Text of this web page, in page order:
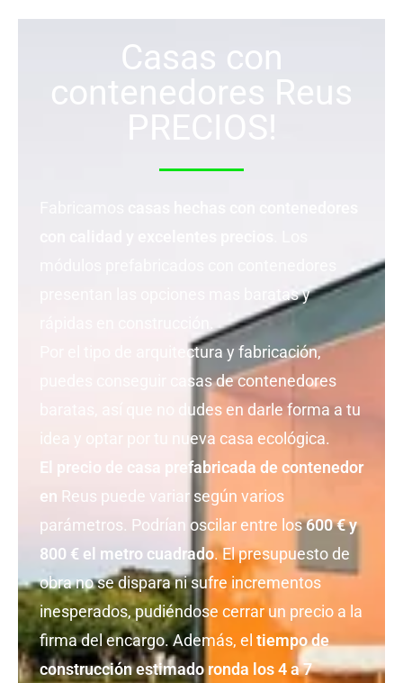
Casas con
contenedores Reus
presentan las opciones mas baratas y
Por el tipo de arquitectura y fabricación,
puedes conseguir casas de contenedores
baratas, así que no dudes en darle forma a tu
idea y optar por tu nueva casa ecológica.
El precio de casa prefabricada de contenedor
en Reus puede variar según varios
parámetros. Podrían oscilar entre los600 € y
800 € el metro cuadrado. El presupuesto de
obra no se dispara ni sufre incrementos
inesperados, pudiéndose cerrar un precio a la
firma del encargo. Además, el tiempo de
construcción estimado ronda los 4 a 7